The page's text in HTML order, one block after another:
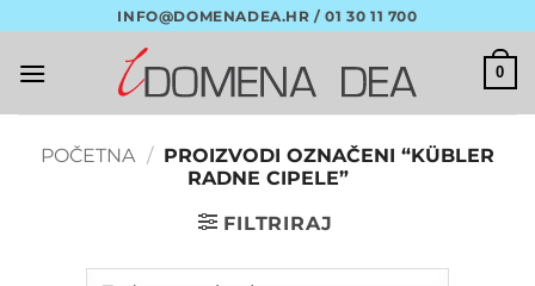
content
INFO@DOMENADEA.HR / 01 30 11 700
0
POČETNA / PROIZVODI OZNAČENI “KÜBLER
RADNE CIPELE”
FILTRIRAJ